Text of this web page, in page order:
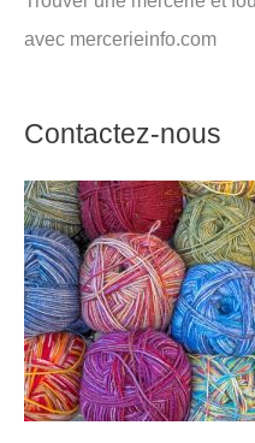
avec mercerieinfo.com
Contactez-nous